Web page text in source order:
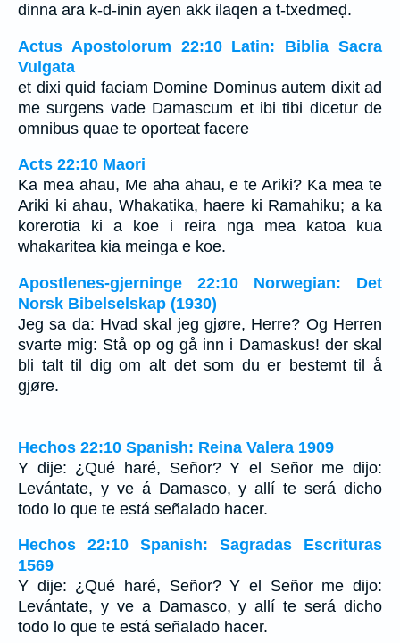
dinna ara k-d-inin ayen akk ilaqen a t-txedmeḍ.
Actus Apostolorum 22:10 Latin: Biblia Sacra
Vulgata
et dixi quid faciam Domine Dominus autem dixit ad
me surgens vade Damascum et ibi tibi dicetur de
omnibus quae te oporteat facere
Acts 22:10 Maori
Ka mea ahau, Me aha ahau, e te Ariki? Ka mea te
Ariki ki ahau, Whakatika, haere ki Ramahiku; a ka
korerotia ki a koe i reira nga mea katoa kua
whakaritea kia meinga e koe.
Apostlenes-gjerninge 22:10 Norwegian: Det
Norsk Bibelselskap (1930)
Jeg sa da: Hvad skal jeg gjøre, Herre? Og Herren
svarte mig: Stå op og gå inn i Damaskus! der skal
bli talt til dig om alt det som du er bestemt til å
gjøre.
Hechos 22:10 Spanish: Reina Valera 1909
Y dije: ¿Qué haré, Señor? Y el Señor me dijo:
Levántate, y ve á Damasco, y allí te será dicho
todo lo que te está señalado hacer.
Hechos 22:10 Spanish: Sagradas Escrituras
1569
Y dije: ¿Qué haré, Señor? Y el Señor me dijo:
Levántate, y ve a Damasco, y allí te será dicho
todo lo que te está señalado hacer.